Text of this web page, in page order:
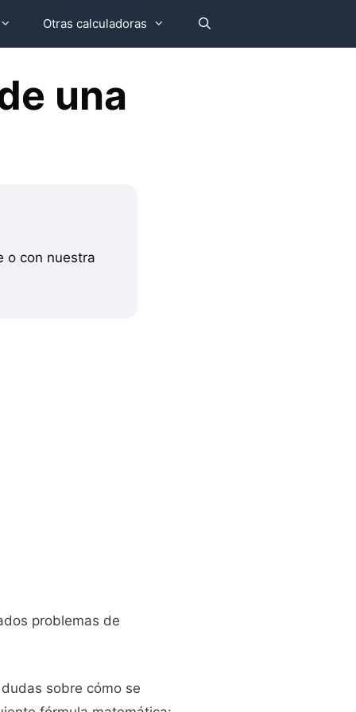
Otras calculadoras
una
o con nuestra
problemas de
sobre cómo se